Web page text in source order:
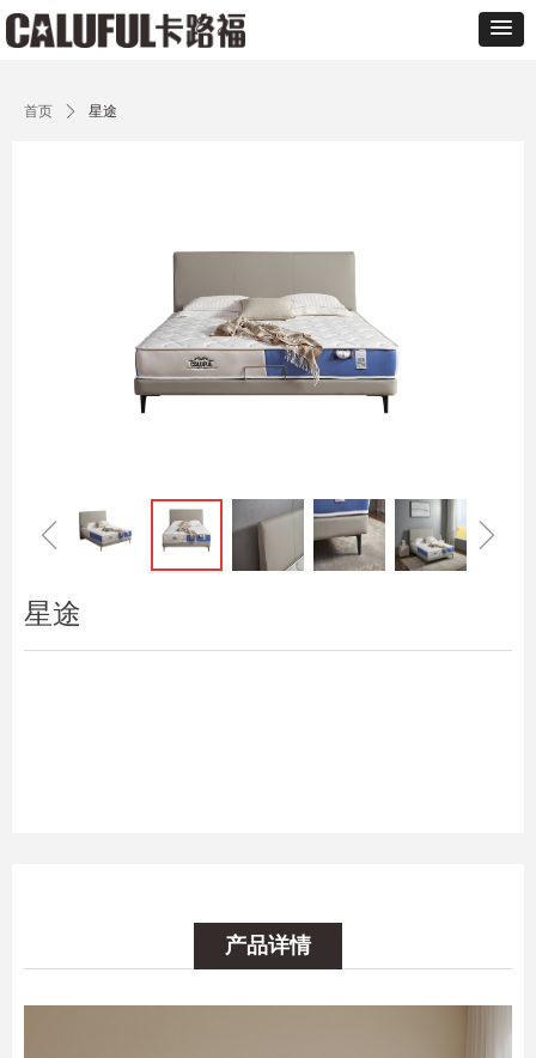
首页 ꄲ 星途
ꁆ ꁇ
星途
产品详情